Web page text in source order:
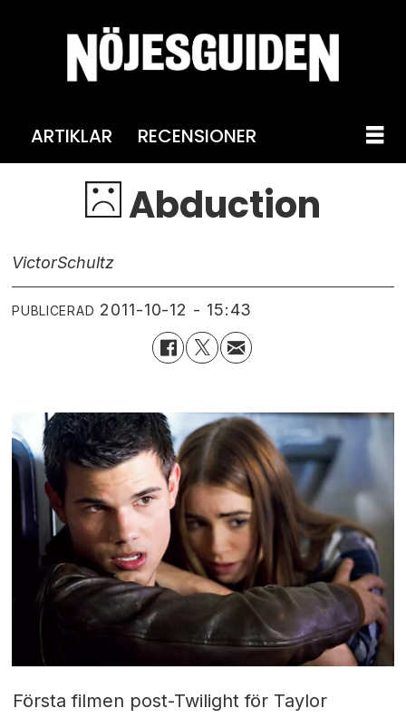
ARTIKLAR RECENSIONER
Abduction
VictorSchultz
PUBLICERAD 2011-10-12 - 15:43
Första filmen post-Twilight för Taylor